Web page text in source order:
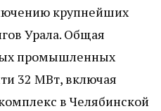
крупнейших
Урала. Общая
промышленных
32 МВт, включая
в Челябинской